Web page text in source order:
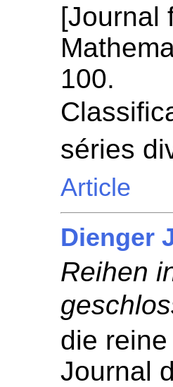
[Journal
100.
séries
Article
Dienger
Reihen
die
Journal